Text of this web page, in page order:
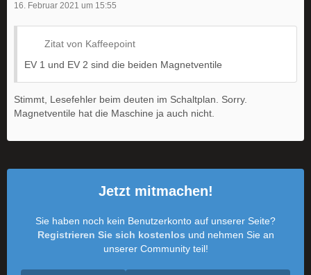
16. Februar 2021 um 15:55
Zitat von Kaffeepoint
EV 1 und EV 2 sind die beiden Magnetventile
Stimmt, Lesefehler beim deuten im Schaltplan. Sorry.
Magnetventile hat die Maschine ja auch nicht.
Jetzt mitmachen!
Sie haben noch kein Benutzerkonto auf unserer Seite?
Registrieren Sie sich kostenlos und nehmen Sie an
unserer Community teil!